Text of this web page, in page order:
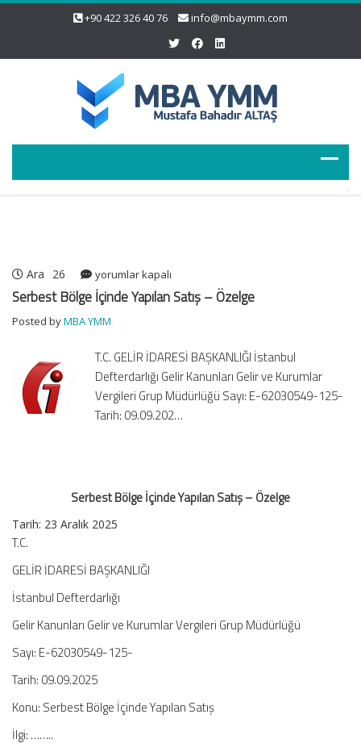
+90 422 326 40 76 info@mbaymm.com
Ara 26
Serbest
Bölge
İçinde
Yapılan
–
Özelge
için
yorumlar kapalı
Serbest Bölge İçinde Yapılan Satış – Özelge
Posted byMBA YMM
T.C. GELİR İDARESİ BAŞKANLIĞI İstanbul
Defterdarlığı Gelir Kanunları Gelir ve Kurumlar
Vergileri Grup Müdürlüğü Sayı: E-62030549-125-
Tarih: 09.09.202…
Serbest Bölge İçinde Yapılan Satış – Özelge
Tarih: 23 Aralık 2025
T.C.
GELİR İDARESİ BAŞKANLIĞI
İstanbul Defterdarlığı
Gelir Kanunları Gelir ve Kurumlar Vergileri Grup Müdürlüğü
Sayı: E-62030549-125-
Tarih: 09.09.2025
Konu: Serbest Bölge İçinde Yapılan Satış
İlgi: ……..